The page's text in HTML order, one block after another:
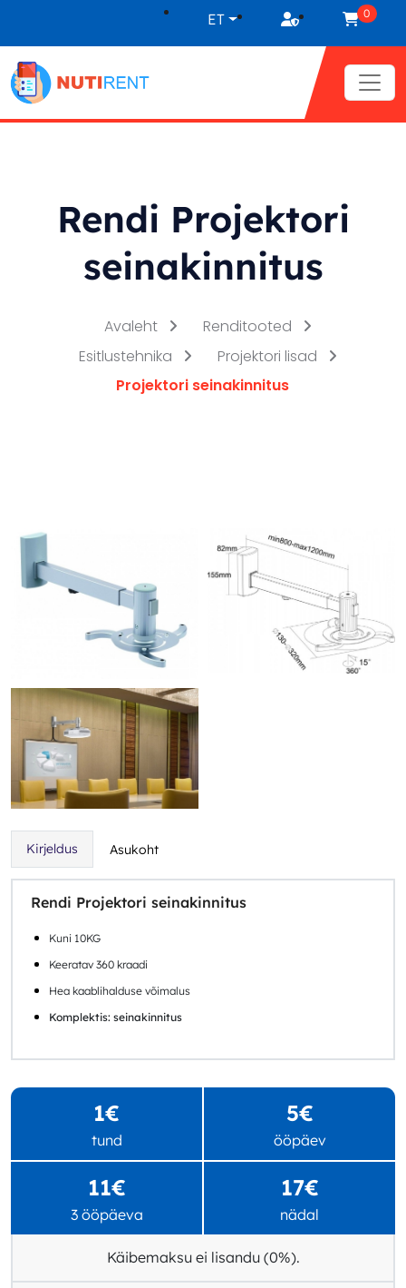
ET 0
Rendi Projektori
seinakinnitus
Avaleht
Renditooted
Esitlustehnika
Projektori lisad
Projektori seinakinnitus
Kirjeldus Asukoht
Rendi Projektori seinakinnitus
Kuni 10KG
Keeratav 360 kraadi
Hea kaablihalduse võimalus
Komplektis: seinakinnitus
1€
tund
5€
ööpäev
11€
3 ööpäeva
17€
nädal
Käibemaksu ei lisandu (0%).